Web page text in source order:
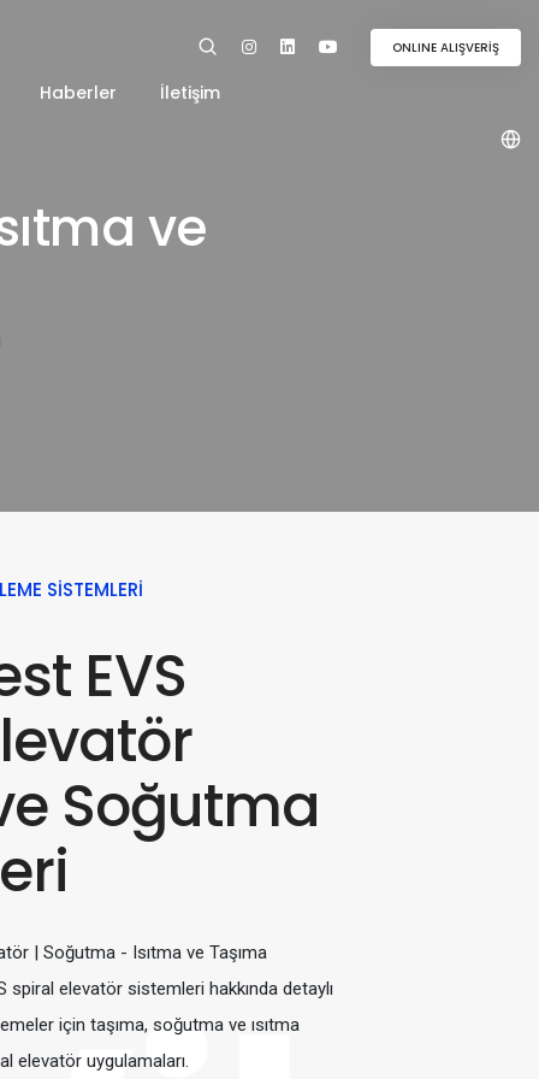
Haberler İletişim
ONLINE ALIŞVERİŞ
ve
SISTEMLERI
EVS
Soğutma
| Soğutma - Isıtma ve Taşıma
elevatör sistemleri hakkında detaylı
için taşıma, soğutma ve ısıtma
elevatör uygulamaları.